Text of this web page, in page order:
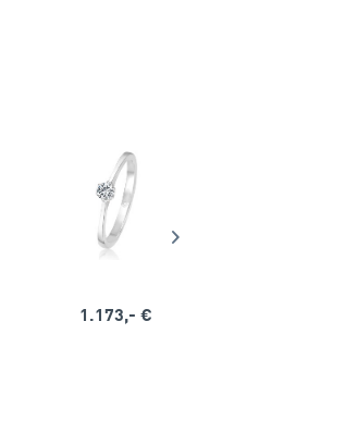
1.173,- €